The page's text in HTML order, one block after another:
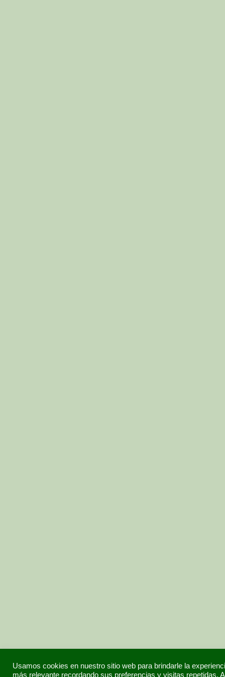
Usamos cookies en nuestro sitio web para brindarle la
más relevante recordando sus preferencias y visitas repetidas.